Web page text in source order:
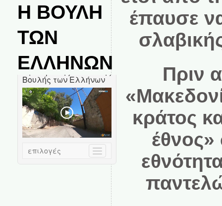
Η ΒΟΥΛΗ
ΤΩΝ
ΕΛΛΗΝΩΝ
έπαυσε
Πριν
κράτος
έθνος»